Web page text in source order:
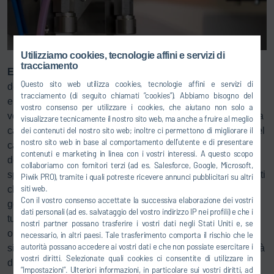
Utilizziamo cookies, tecnologie affini e servizi di
tracciamento
Questo sito web utilizza cookies, tecnologie affini e servizi di
tracciamento (di seguito chiamati “cookies”). Abbiamo bisogno del
vostro consenso per utilizzare i cookies, che aiutano non solo a
visualizzare tecnicamente il nostro sito web, ma anche a fruire al meglio
dei contenuti del nostro sito web; inoltre ci permettono di migliorare il
nostro sito web in base al comportamento dell’utente e di presentare
contenuti e marketing in linea con i vostri interessi. A questo scopo
collaboriamo con fornitori terzi (ad es. Salesforce, Google, Microsoft,
Piwik PRO), tramite i quali potreste ricevere annunci pubblicitari su altri
siti web.
Con il vostro consenso accettate la successiva elaborazione dei vostri
dati personali (ad es. salvataggio del vostro indirizzo IP nei profili) e che i
nostri partner possano trasferire i vostri dati negli Stati Uniti e, se
necessario, in altri paesi. Tale trasferimento comporta il rischio che le
autorità possano accedere ai vostri dati e che non possiate esercitare i
vostri diritti. Selezionate quali cookies ci consentite di utilizzare in
“Impostazioni”. Ulteriori informazioni, in particolare sui vostri diritti, ad
EcoSupply P Core è un sistema modulare di erogazione
della vernice con tecnica di raschiamento. Nei sistemi di
erogazione della vernice convenzionali i tubi flessibili
vengono puliti con detergente e aria compressa prima della
carica del colore successivo. In questo modo, la perdita del
cambio di colore aumenta con la lunghezza e il diametro
del tubo flessibile tra il cambiatore di colore e la pistola a
spruzzo. Per risolvere l'inconveniente Dürr offre componenti
che utilizzano un raschiatore per tubi, un tipo di spina in
gomma, per pulire i tubi flessibili. Poiché il raschiatore per
tubi può anche rimandare indietro la vernice nel serbatoio
originale, le perdite di vernice possono essere
significativamente ridotte. Viene anche diminuita la quantità
di pulitore utilizzato. Con i sistemi multipli è possibile